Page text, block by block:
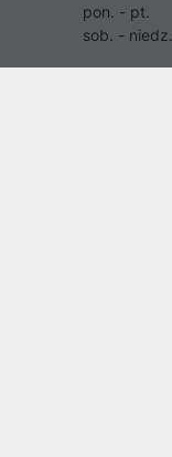
pon. - pt.
sob. - niedz.